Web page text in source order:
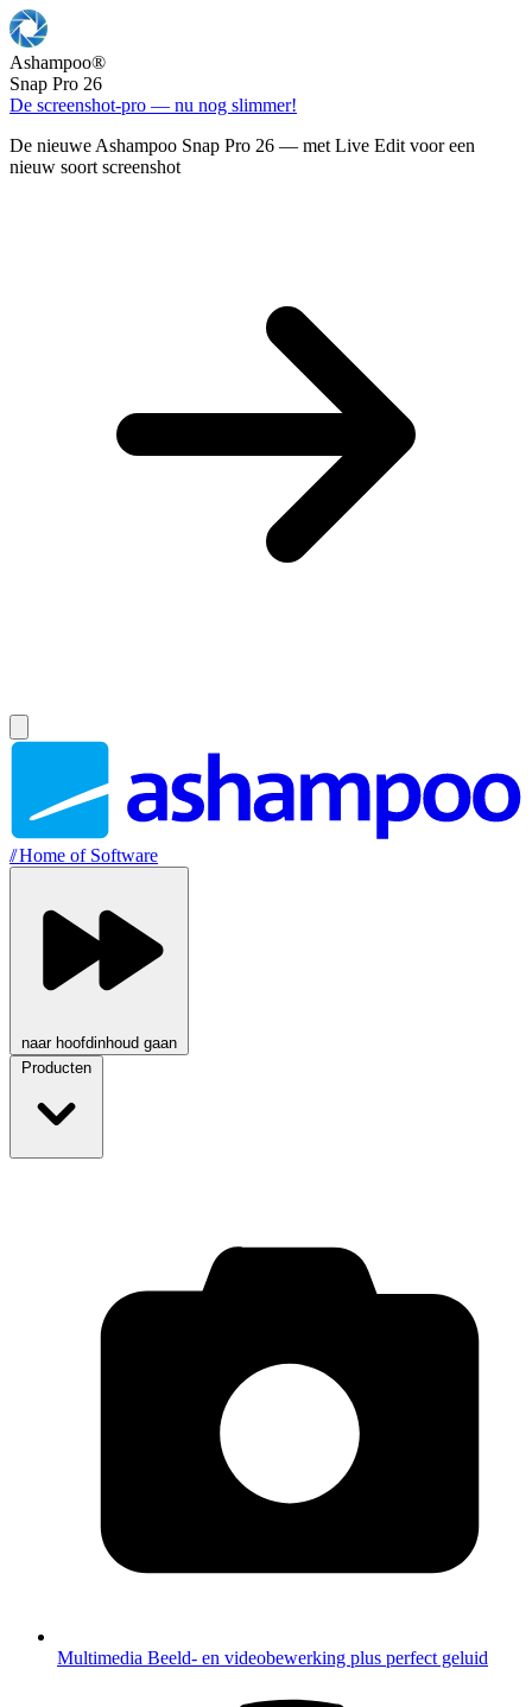
Ashampoo®
Snap Pro 26
De screenshot-pro — nu nog slimmer!
De nieuwe Ashampoo Snap Pro 26 — met Live Edit voor een
nieuw soort screenshot
//Home of Software
naar hoofdinhoud gaan
Producten
Multimedia Beeld- en videobewerking plus perfect geluid